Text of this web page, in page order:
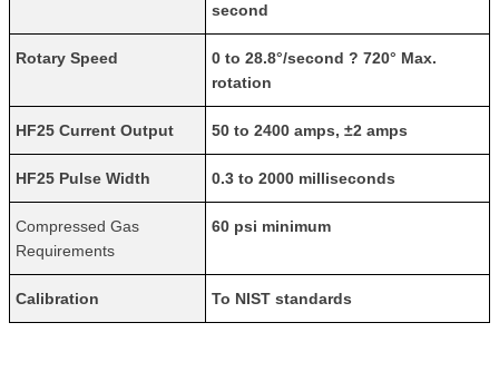
second
Rotary Speed
0 to 28.8°/second ? 720° Max.
rotation
HF25 Current Output 50 to 2400 amps, ±2 amps
HF25 Pulse Width 0.3 to 2000 milliseconds
Compressed Gas
Requirements
60 psi minimum
Calibration To NIST standards